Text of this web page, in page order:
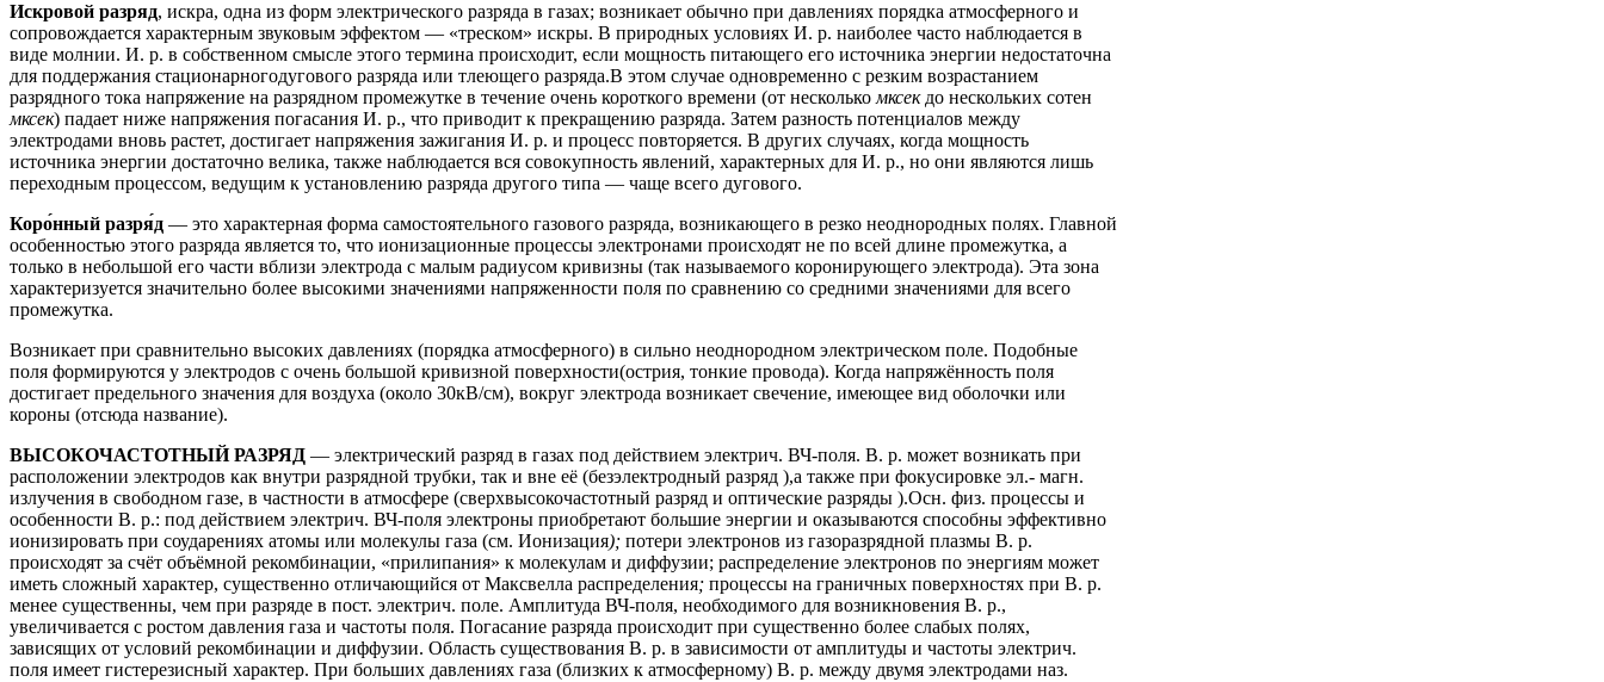
Искровой разряд, искра, одна из форм электрического разряда в газах; возникает обычно при давлениях порядка атмосферного и
сопровождается характерным звуковым эффектом — «треском» искры. В природных условиях И. р. наиболее часто наблюдается в
виде молнии. И. р. в собственном смысле этого термина происходит, если мощность питающего его источника энергии недостаточна
для поддержания стационарногодугового разряда или тлеющего разряда.В этом случае одновременно с резким возрастанием
разрядного тока напряжение на разрядном промежутке в течение очень короткого времени (от несколькомксекдо нескольких сотен
мксек) падает ниже напряжения погасания И. р., что приводит к прекращению разряда. Затем разность потенциалов между
электродами вновь растет, достигает напряжения зажигания И. р. и процесс повторяется. В других случаях, когда мощность
источника энергии достаточно велика, также наблюдается вся совокупность явлений, характерных для И. р., но они являются лишь
переходным процессом, ведущим к установлению разряда другого типа — чаще всего дугового.
Коро́нный разря́д — это характерная форма самостоятельного газового разряда, возникающего в резко неоднородных полях. Главной
особенностью этого разряда является то, что ионизационные процессы электронами происходят не по всей длине промежутка, а
только в небольшой его части вблизи электрода с малым радиусом кривизны (так называемого коронирующего электрода). Эта зона
характеризуется значительно более высокими значениями напряженности поля по сравнению со средними значениями для всего
промежутка.
Возникает при сравнительно высоких давлениях (порядка атмосферного) в сильно неоднородном электрическом поле. Подобные
поля формируются у электродов с очень большой кривизной поверхности(острия, тонкие провода). Когда напряжённость поля
достигает предельного значения для воздуха (около 30кВ/см), вокруг электрода возникает свечение, имеющее вид оболочки или
короны (отсюда название).
ВЫСОКОЧАСТОТНЫЙ РАЗРЯД — электрический разряд в газах под действием электрич. ВЧ-поля. В. р. может возникать при
расположении электродов как внутри разрядной трубки, так и вне её (безэлектродный разряд ),а также при фокусировке эл.- магн.
излучения в свободном газе, в частности в атмосфере (сверхвысокочастотный разряд и оптические разряды ).Осн. физ. процессы и
особенности В. р.: под действием электрич. ВЧ-поля электроны приобретают большие энергии и оказываются способны эффективно
ионизировать при соударениях атомы или молекулы газа (см. Ионизация); потери электронов из газоразрядной плазмы В. р.
происходят за счёт объёмной рекомбинации, «прилипания» к молекулам и диффузии; распределение электронов по энергиям может
иметь сложный характер, существенно отличающийся от Максвелла распределения; процессы на граничных поверхностях при В. р.
менее существенны, чем при разряде в пост. электрич. поле. Амплитуда ВЧ-поля, необходимого для возникновения В. р.,
увеличивается с ростом давления газа и частоты поля. Погасание разряда происходит при существенно более слабых полях,
зависящих от условий рекомбинации и диффузии. Область существования В. р. в зависимости от амплитуды и частоты электрич.
поля имеет гистерезисный характер. При больших давлениях газа (близких к атмосферному) В. р. между двумя электродами наз.